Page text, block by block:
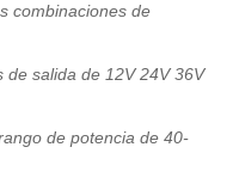
combinaciones de
de salida de 12V 24V 36V
de potencia de 40-